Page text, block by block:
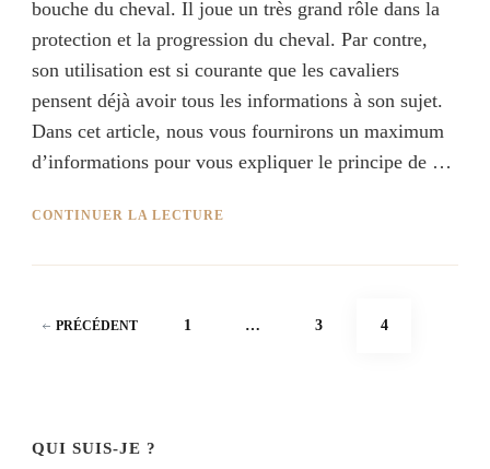
bouche du cheval. Il joue un très grand rôle dans la
protection et la progression du cheval. Par contre,
son utilisation est si courante que les cavaliers
pensent déjà avoir tous les informations à son sujet.
Dans cet article, nous vous fournirons un maximum
d’informations pour vous expliquer le principe de …
CONTINUER LA LECTURE
Pagination
PRÉCÉDENT PAGE
1 … PAGE
3 PAGE
4
QUI SUIS-JE ?